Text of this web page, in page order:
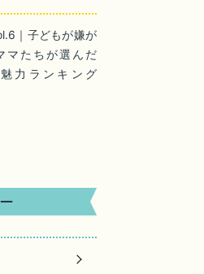
｜子どもが嫌が
マたちが選んだ
力ランキング